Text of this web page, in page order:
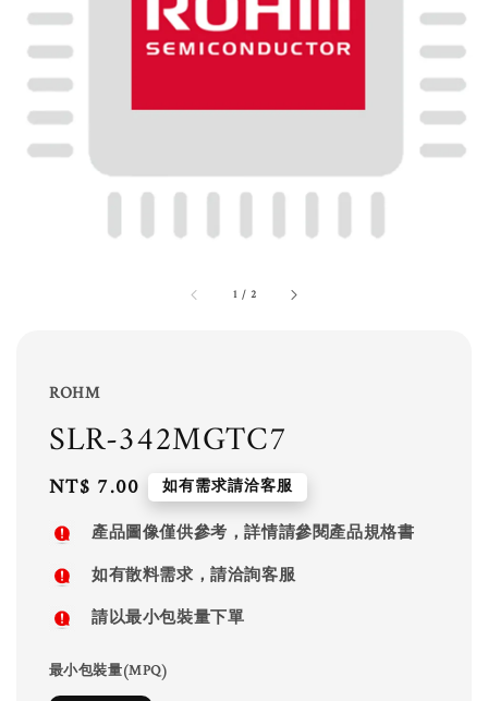
1 / 2
ROHM
SLR-342MGTC7
Regular
price
NT$ 7.00 如有需求請洽客服
產品圖像僅供參考，詳情請參閱產品規格書
如有散料需求，請洽詢客服
請以最小包裝量下單
最小包裝量(MPQ)